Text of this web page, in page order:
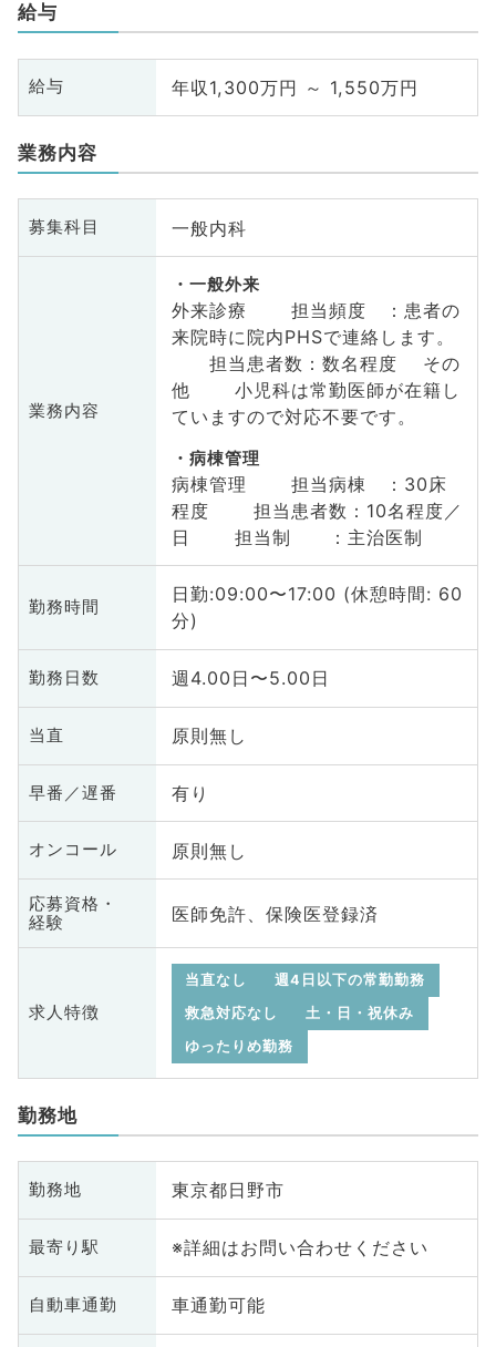
給与
給与 年収1,300万円 ～ 1,550万円
業務内容
募集科目 一般内科
業務内容
一般外来
外来診療 担当頻度 ：患者の
来院時に院内PHSで連絡します。
担当患者数：数名程度 その
他 小児科は常勤医師が在籍し
ていますので対応不要です。
病棟管理
病棟管理 担当病棟 ：30床
程度 担当患者数：10名程度／
日 担当制 ：主治医制
勤務時間
日勤:09:00〜17:00 (休憩時間: 60
分)
勤務日数 週4.00日〜5.00日
当直 原則無し
早番／遅番 有り
オンコール 原則無し
応募資格・
経験
医師免許、保険医登録済
求人特徴
当直なし
週4日以下の常勤勤務
救急対応なし
土・日・祝休み
ゆったりめ勤務
勤務地
勤務地 東京都日野市
最寄り駅 ※詳細はお問い合わせください
自動車通勤 車通勤可能